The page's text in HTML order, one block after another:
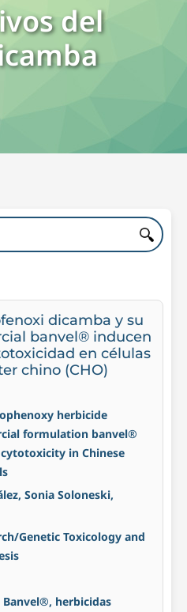
del
dicamba y su
banvel® inducen
en células
chino (CHO)
herbicide
formulation banvel®
in Chinese
Sonia Soloneski,
Genetic Toxicology and
Banvel®, herbicidas